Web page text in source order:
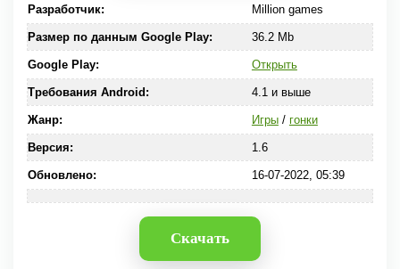
Разработчик: Million games
Размер по данным Google Play: 36.2 Mb
Google Play: Открыть
Требования Android: 4.1 и выше
Жанр: Игры/ гонки
Версия: 1.6
Обновлено: 16-07-2022, 05:39
Скачать